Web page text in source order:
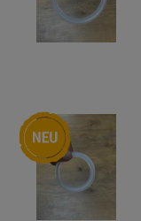
Nouveauté